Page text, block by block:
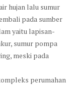
hujan lalu sumur
pada sumber
yaitu lapisan-
sumur pompa
meski pada
perumahan